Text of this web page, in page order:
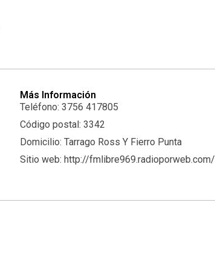
Más Información
Teléfono: 3756 417805
Código postal: 3342
Domicilio: Tarrago Ross Y Fierro Punta
Sitio web: http://fmlibre969.radioporweb.com/